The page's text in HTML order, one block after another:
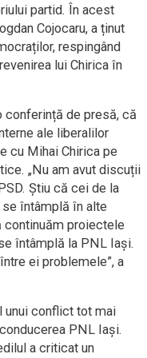
partid. În acest
Cojocaru, a ținut
respingând
lui Chirica în
conferință de presă, că
ale liberalilor
cu Mihai Chirica pe
„Nu am avut discuții
Știu că cei de la
întâmplă în alte
continuăm proiectele
întâmplă la PNL Iași.
ei problemele”, a
unui conflict tot mai
PNL Iași.
a criticat un